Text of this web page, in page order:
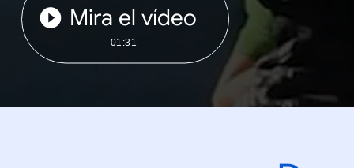
Mira el vídeo
01:31